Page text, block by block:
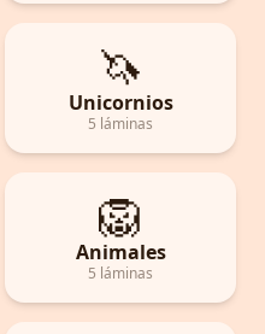
🦄
Unicornios
5 láminas
🦁
Animales
5 láminas